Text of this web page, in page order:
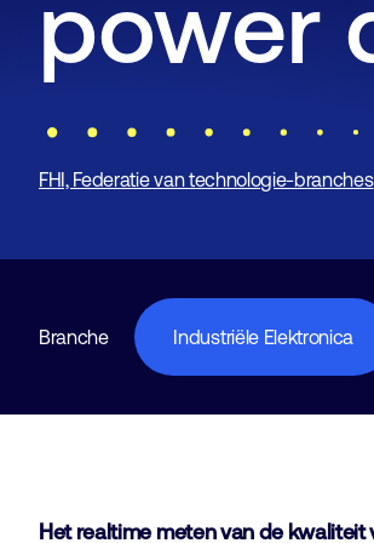
power
FHI, Federatie van technologie-branches
Branche Industriële Elektronica
Het realtime meten van de